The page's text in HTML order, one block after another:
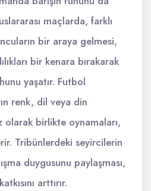
maçlarda, farklı
bir araya gelmesi,
bir kenara bırakarak
yaşatır. Futbol
renk, dil veya din
olarak birlikte oynamaları,
Tribünlerdeki seyircilerin
duygusunu paylaşması,
arttırır.